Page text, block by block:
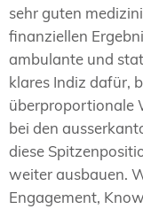
sehr guten
finanziellen
ambulante und
klares Indiz dafür,
überproportionale
bei den
diese
weiter ausbauen.
Engagement,